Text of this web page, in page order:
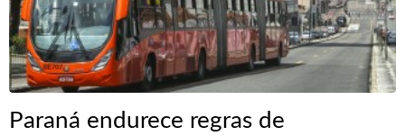
Paraná endurece regras de